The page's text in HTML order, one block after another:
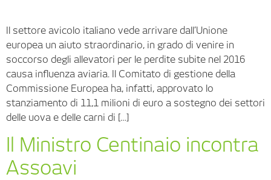
Il settore avicolo italiano vede arrivare dall’Unione
europea un aiuto straordinario, in grado di venire in
soccorso degli allevatori per le perdite subite nel 2016
causa influenza aviaria. Il Comitato di gestione della
Commissione Europea ha, infatti, approvato lo
stanziamento di 11,1 milioni di euro a sostegno dei settori
delle uova e delle carni di […]
Il Ministro Centinaio incontra
Assoavi